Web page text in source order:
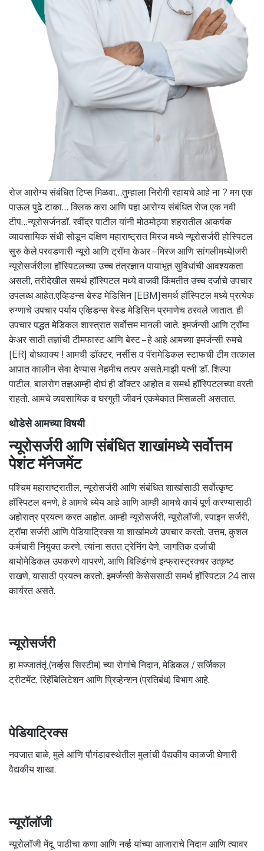
रोज आरोग्य संबंधित टिप्स मिळवा…तुम्हाला निरोगी रहायचे आहे ना ? मग एक
पाऊल पुढे टाका… क्लिक करा आणि पहा आरोग्य संबंधित रोज एक नवी
टीप…न्यूरोसर्जनडॉ. रवींद्र पाटील यांनी मोठमोठ्या शहरातील आकर्षक
व्यावसायिक संधी सोडून दक्षिण महाराष्ट्रात मिरज मध्ये न्यूरोसर्जरी होस्पिटल
सुरु केले.परवडणारी न्यूरो आणि ट्रॉमा केअर – मिरज आणि सांगलीमध्ये!जरी
न्यूरोसर्जरीला हॉस्पिटलच्या उच्च तंत्रज्ञान पायाभूत सुविधांची आवश्यकता
असली, तरीदेखील समर्थ हॉस्पिटल मध्ये वाजवी किंमतीत उच्च दर्जाचे उपचार
उपलब्ध आहेत.एव्हिडन्स बेस्ड मेडिसिन [EBM]समर्थ हॉस्पिटल मध्ये प्रत्येक
रुग्णाचे उपचार पर्याय एव्हिडन्स बेस्ड मेडिसिन प्रमाणेच ठरवले जातात. ही
उपचार पद्धत मेडिकल शास्त्रात सर्वोत्तम मानली जाते. इमर्जन्सी आणि ट्रॉमा
केअर साठी तज्ञांची टीमफास्ट आणि बेस्ट – हे आहे आमच्या इमर्जन्सी रुमचे
[ER] बोधवाक्य ! आमची डॉक्टर, नर्सीस व पॅरामेडिकल स्टाफची टीम तत्काल
आपात कालीन सेवा देण्यास नेहमीच तत्पर असते.माझी पत्नी डॉ. शिल्पा
पाटील, बालरोग तज्ञआम्ही दोघं ही डॉक्टर आहोत व समर्थ हॉस्पिटलच्या वरती
राहतो. आमचे व्यवसायिक व घरगुती जीवनं एकमेकात मिसळली असतात.
थोडेसे आमच्या विषयी
न्यूरोसर्जरी आणि संबंधित शाखांमध्ये सर्वोत्तम
पेशंट मॅनेजमेंट
पश्चिम महाराष्ट्रातील, न्यूरोसर्जरी आणि संबंधित शाखांसाठी सर्वोत्कृष्ट
हॉस्पिटल बनणे, हे आमचे ध्येय आहे आणि आम्ही आमचे कार्य पूर्ण करण्यासाठी
अहोरात्र प्रयत्न करत आहोत. आम्ही न्यूरोसर्जरी, न्यूरोलॉजी, स्पाइन सर्जरी,
ट्रॉमा सर्जरी आणि पेडियाट्रिक्स या शाखांमध्ये उपचार करतो. उत्तम, कुशल
कर्मचारी नियुक्त करणे, त्यांना सतत ट्रेनिंग देणे, जागतिक दर्जाची
बायोमेडिकल उपकरणे वापरणे, आणि बिल्डिंगचे इन्फ्रास्ट्रक्चर उत्कृष्ट
राखणे, यासाठी प्रयत्न करतो. इमर्जन्सी केसेससाठी समर्थ हॉस्पिटल 24 तास
कार्यरत असते.
न्यूरोसर्जरी
हा मज्जातंतूं (नर्व्हस सिस्टीम) च्या रोगांचे निदान, मेडिकल / सर्जिकल
ट्रीटमेंट, रिहॅबिलिटेशन आणि प्रिव्हेन्शन (प्रतिबंध) विभाग आहे.
पेडियाट्रिक्स
नवजात बाळे, मुले आणि पौगंडावस्थेतील मुलांची वैद्यकीय काळजी घेणारी
वैद्यकीय शाखा.
न्यूरॉलॉजी
न्यूरोलॉजी मेंदू, पाठीचा कणा आणि नर्व्ह यांच्या आजाराचे निदान आणि त्यावर